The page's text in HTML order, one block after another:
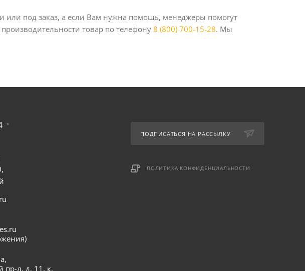
или под заказ, а если Вам нужна помощь, менеджеры помогут
товар по телефону 8 (800) 700-15-28. Мы
пр-д, д. 11, к.
ПОДПИСАТЬСЯ НА РАССЫЛКУ
ПОЛИТИКА КОНФИДЕНЦИАЛЬНОСТИ